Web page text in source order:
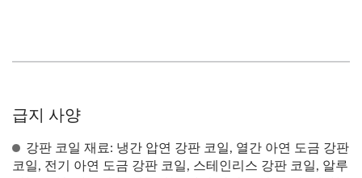
급지 사양
강판 코일 재료: 냉간 압연 강판 코일, 열간 아연 도금 강판
코일, 전기 아연 도금 강판 코일, 스테인리스 강판 코일, 알루